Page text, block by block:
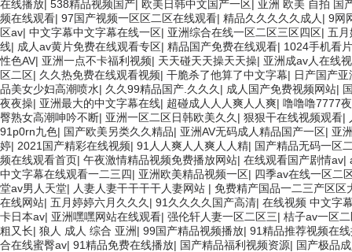
在线播放| 538精品视频国产| 欧美日韩中文国产一区| 亚洲 欧美 自拍 国
频在线观看| 97国产视频一区区二区在线观看| 精品久久久久久成人 | 9网
区av| 中文字幕中文字幕在线一区| 亚洲综合在线一区二区三区四区| 五月
线| 成人av黄片免费在线观看专区| 精品国产免费在线观看| 1024手机看
性色AV| 亚洲一点不卡福利视频| 天天碰天天操天天操| 亚洲成av人在线
区二区| 久久热免费在线观看视频| 干脆杀了他算了中文字幕| 日产国产
品美女少妇高潮喷水| 久久99精品国产.久久久 | 成人国产免费视频网站|
夜夜操| 亚洲最大的中文字幕在线| 超碰成人人人爽人人爽| 噜噜噜7777
臀熟女高潮呻吟不断| 亚洲一区二区日韩欧美久久 | 狠狠干在线视频观看|
91p0rn九色| 国产欧美另类久久精品| 亚洲AV无码成人精品国产一区| 亚
婷| 2021国产精彩在线视频| 91人人爽人人爽人人精| 国产精品无码一区
频在线观看首页| 午夜激情精品视频免费播放网站| 在线观看国产剧情av|
中文字幕在线观看一二三四| 亚洲欧美精品视频一区| 四季av在线一区二
堂av男人天堂| 人妻人妻干干干干人妻网站 | 免费精产国品一二三产区区
在线网站| 五月婷婷六月久久久 | 91久久久久国产高清| 在线视频 中文字
卡日本av| 亚洲嘿嘿网站在线观看| 强伦轩人妻一区二区三| 桔子av一区
粗又长| 狼人 成人 综合 亚洲| 99国产精品视频播放| 91精品推荐视频在
合在线蜜臀av| 91精品免费在线播放| 国产精品福利视频资源| 国产极品